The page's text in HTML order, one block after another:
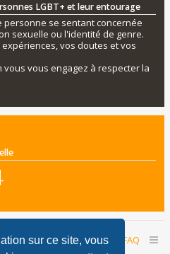
sur ce site, vous
LGBT+ et leur entourage
personne se sentant concernée
sexuelle ou l'identité de genre.
vos doutes et vos
vous engagez à respecter la
FAQ
Nous contacter